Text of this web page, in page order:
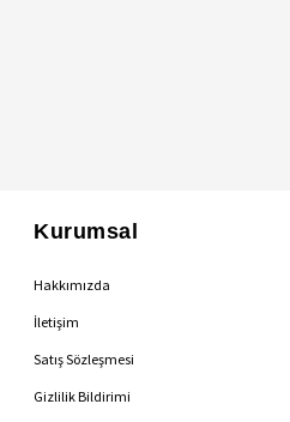
Kurumsal
Hakkımızda
İletişim
Satış Sözleşmesi
Gizlilik Bildirimi